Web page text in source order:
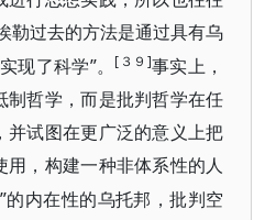
勒过去的方法是通过具有乌
现了科学”。 [３９]事实上，
制哲学，而是批判哲学在任
并试图在更广泛的意义上把
用，构建一种非体系性的人
的内在性的乌托邦，批判空